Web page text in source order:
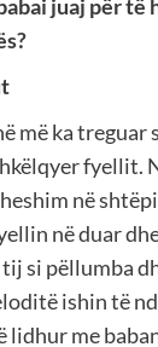
juaj për të
më ka treguar
fyellit.
në
në duar
si pëllumba
ishin të
lidhur me